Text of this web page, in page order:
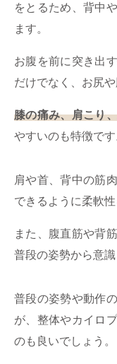
をとるため、背中
ます。
お腹を前に突き出
だけでなく、お尻
膝の痛み、肩こり
やすいのも特徴です
肩や首、背中の筋
できるように柔軟
また、腹直筋や背
普段の姿勢から意
普段の姿勢や動作
が、整体やカイロ
のも良いでしょう。